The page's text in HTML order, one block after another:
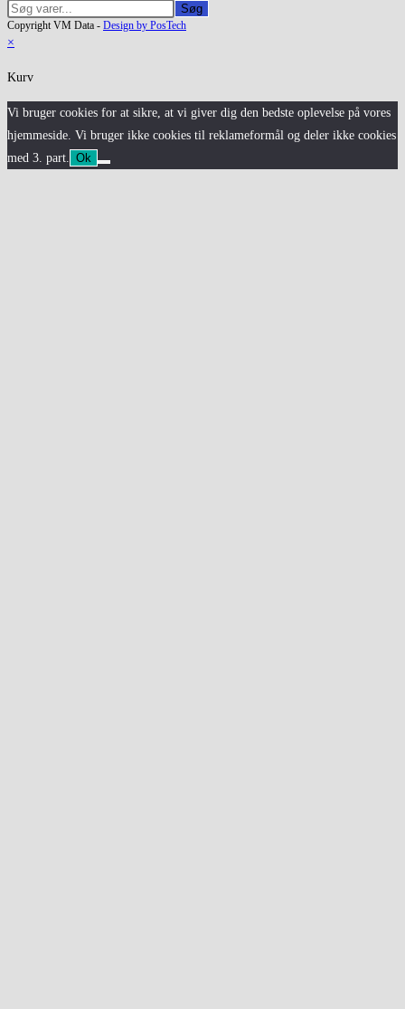
Søg
Copyright VM Data - Design by PosTech
×
Kurv
Vi bruger cookies for at sikre, at vi giver dig den bedste oplevelse på vores
hjemmeside. Vi bruger ikke cookies til reklameformål og deler ikke cookies
med 3. part.
Ok